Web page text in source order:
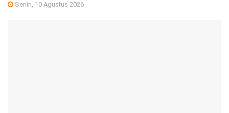
Senin, 10 Agustus 2026